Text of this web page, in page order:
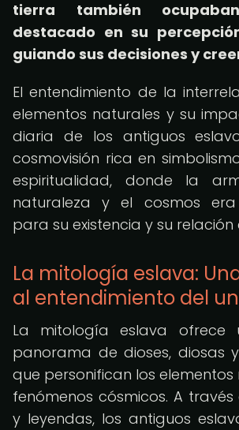
tierra también
destacado en su
guiando sus decisiones y
El entendimiento de la
elementos naturales y su
diaria de los antiguos
cosmovisión rica en
espiritualidad, donde la
naturaleza y el cosmos
para su existencia y su relación
La mitología eslava:
al entendimiento del
La mitología eslava ofrece
panorama de dioses, diosas
que personifican los elementos
fenómenos cósmicos. A
y leyendas, los antiguos